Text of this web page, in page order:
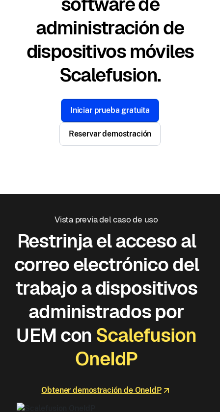
administración de
dispositivos móviles
Scalefusion.
Iniciar prueba gratuita
Reservar demostración
Vista previa del caso de uso
Restrinja el acceso al
correo electrónico del
trabajo a dispositivos
administrados por
UEM con Scalefusion
OneIdP
Obtener demostración de OneIdP